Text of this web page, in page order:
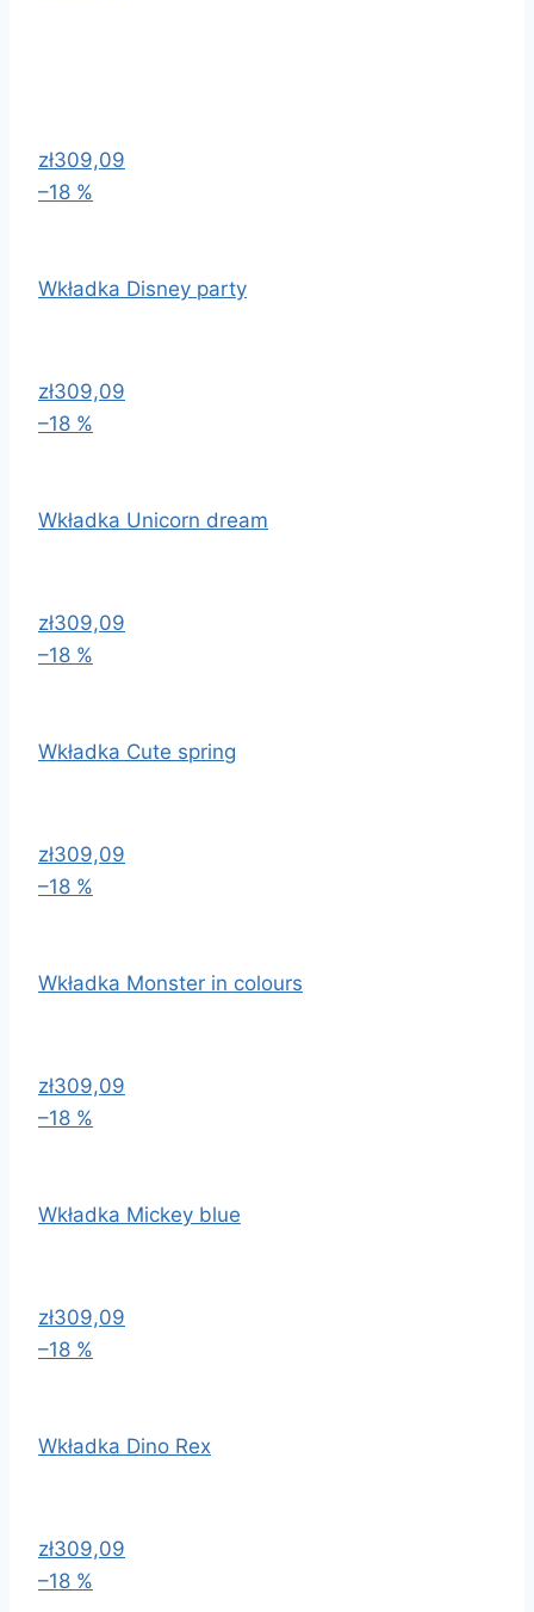
zł309,09
–18 %
Wkładka Disney party
zł309,09
–18 %
Wkładka Unicorn dream
zł309,09
–18 %
Wkładka Cute spring
zł309,09
–18 %
Wkładka Monster in colours
zł309,09
–18 %
Wkładka Mickey blue
zł309,09
–18 %
Wkładka Dino Rex
zł309,09
–18 %